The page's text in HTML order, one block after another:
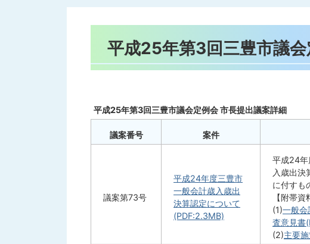
平成25年第3回三豊市議
平成25年第3回三豊市議会定例会 市長提出議案詳細
議案番号 案件
議案第73号
平成24年度三豊市
一般会計歳入歳出
決算認定について
(PDF:2.3MB)
平成24年
入歳出決
に付すも
【附帯資
(1)一般会
査意見書
(2)主要